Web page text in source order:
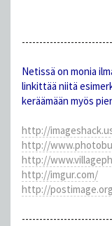
Netissä on monia
linkittää niitä
keräämään myös
http://
http://
http://
http://imgur.com/
http://